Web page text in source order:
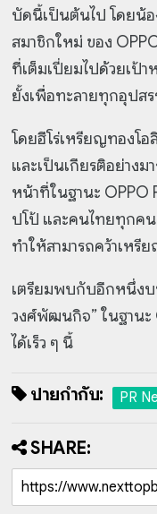
บัดนี้เป็นต้นไป โดยน้
สมาชิกใหม่ ของ
ที่เต็มเปี่ยมไปด้วยเป้
ยั้งเพื่อทะลายทุกอุปส
โดยฮีโร่เหรียญทองโอ
และเป็นเกียรติอย่างม
หน้าที่ในฐานะ
ปโป้ และคนไทยทุกค
ทำให้สามารถคว้าเหรี
เตรียมพบกับอีกหนึ่ง
วงศ์พัฒนกิจ” ในฐานะ
ได้เร็ว ๆ นี้
ป้ายกำกับ: PR
SHARE: